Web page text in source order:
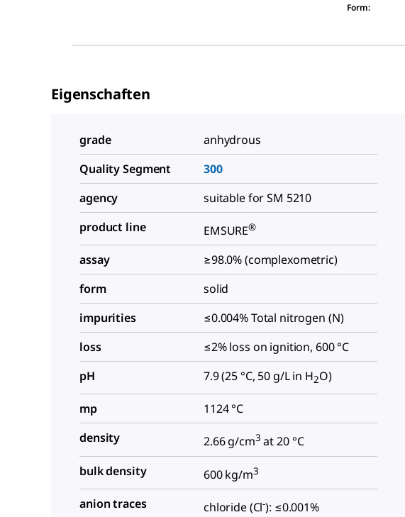
Form:
Eigenschaften
grade
anhydrous
Quality Segment
300
agency
suitable for SM 5210
product line
EMSURE®
assay
≥98.0% (complexometric)
form
solid
impurities
≤0.004% Total nitrogen (N)
loss
≤2% loss on ignition, 600 °C
pH
7.9 (25 °C, 50 g/L in H2O)
mp
1124 °C
density
2.66 g/cm3 at 20 °C
bulk density
600 kg/m3
anion traces chloride (Cl-): ≤0.001%